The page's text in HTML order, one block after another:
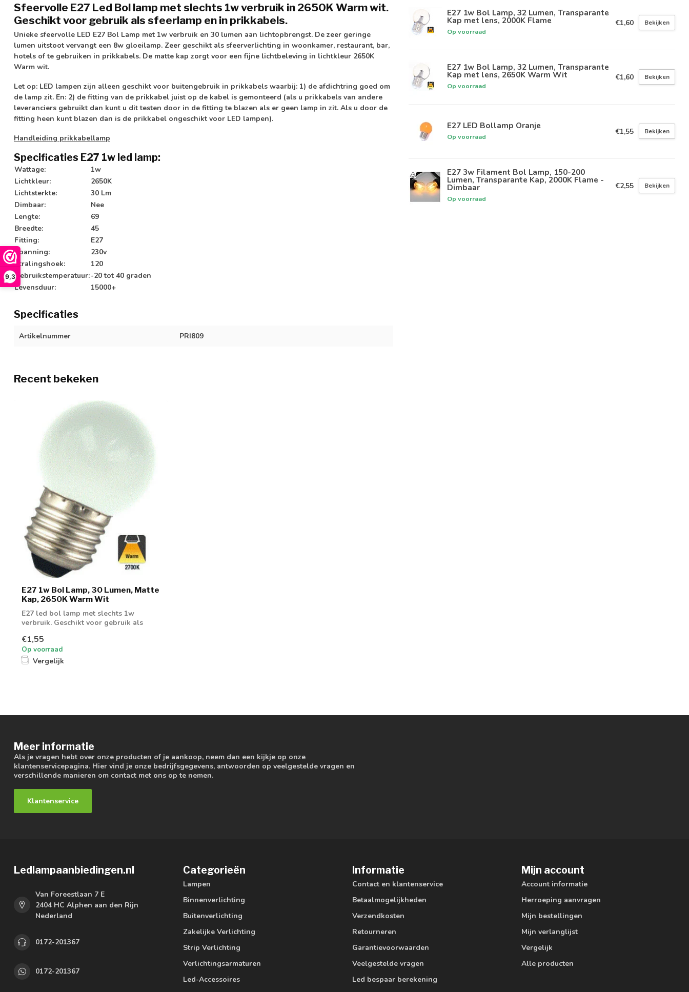
9,3
Sfeervolle E27 Led Bol lamp met slechts 1w verbruik in 2650K Warm wit.
Geschikt voor gebruik als sfeerlamp en in prikkabels.
Unieke sfeervolle LED E27 Bol Lamp met 1w verbruik en 30 lumen aan lichtopbrengst. De zeer geringe
lumen uitstoot vervangt een 8w gloeilamp. Zeer geschikt als sfeerverlichting in woonkamer, restaurant, bar,
hotels of te gebruiken in prikkabels. De matte kap zorgt voor een fijne lichtbeleving in lichtkleur 2650K
Warm wit.
Let op: LED lampen zijn alleen geschikt voor buitengebruik in prikkabels waarbij: 1) de afdichtring goed om
de lamp zit. En: 2) de fitting van de prikkabel juist op de kabel is gemonteerd (als u prikkabels van andere
leveranciers gebruikt dan kunt u dit testen door in de fitting te blazen als er geen lamp in zit. Als u door de
fitting heen kunt blazen dan is de prikkabel ongeschikt voor LED lampen).
Handleiding prikkabellamp
Specificaties E27 1w led lamp:
Wattage:
1w
Lichtkleur:
2650K
Lichtsterkte:
30 Lm
Dimbaar:
Nee
Lengte:
69
Breedte:
45
Fitting:
E27
Spanning:
230v
Stralingshoek:
120
Gebruikstemperatuur:-20 tot 40 graden
Levensduur:
15000+
Specificaties
Artikelnummer PRI809
E27 1w Bol Lamp, 32 Lumen, Transparante
Kap met lens, 2000K Flame
Op voorraad
€1,60 Bekijken
E27 1w Bol Lamp, 32 Lumen, Transparante
Kap met lens, 2650K Warm Wit
Op voorraad
€1,60 Bekijken
E27 LED Bollamp Oranje
Op voorraad
€1,55 Bekijken
E27 3w Filament Bol Lamp, 150-200
Lumen, Transparante Kap, 2000K Flame -
Dimbaar
Op voorraad
€2,55 Bekijken
Recent bekeken
E27 1w Bol Lamp, 30 Lumen, Matte
Kap, 2650K Warm Wit
E27 led bol lamp met slechts 1w
verbruik. Geschikt voor gebruik als
€1,55
Op voorraad
Vergelijk
Meer informatie
Als je vragen hebt over onze producten of je aankoop, neem dan een kijkje op onze
klantenservicepagina. Hier vind je onze bedrijfsgegevens, antwoorden op veelgestelde vragen en
verschillende manieren om contact met ons op te nemen.
Klantenservice
Ledlampaanbiedingen.nl
Van Foreestlaan 7 E
2404 HC Alphen aan den Rijn
Nederland
0172-201367
0172-201367
Categorieën
Lampen
Binnenverlichting
Buitenverlichting
Zakelijke Verlichting
Strip Verlichting
Verlichtingsarmaturen
Led-Accessoires
Informatie
Contact en klantenservice
Betaalmogelijkheden
Verzendkosten
Retourneren
Garantievoorwaarden
Veelgestelde vragen
Led bespaar berekening
Mijn account
Account informatie
Herroeping aanvragen
Mijn bestellingen
Mijn verlanglijst
Vergelijk
Alle producten